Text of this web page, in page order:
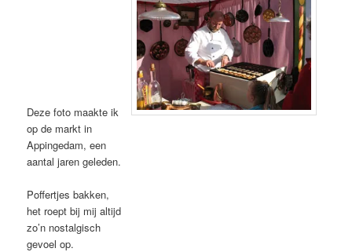
Deze foto maakte ik
op de markt in
Appingedam, een
aantal jaren geleden.
Poffertjes bakken,
het roept bij mij altijd
zo’n nostalgisch
gevoel op.